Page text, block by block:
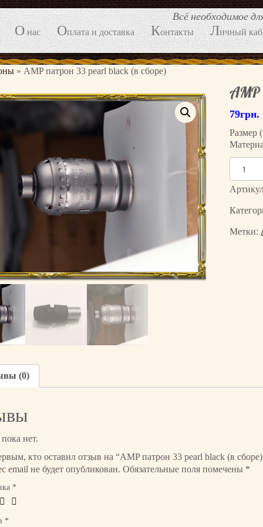
Всё необходимое
Онас Оплата и доставка Контакты Личный
» AMP патрон 33 pearl black (в сборе)
79грн.
Размер
л
ч
е
о
н
Метки:
(0)
нет.
кто оставил отзыв на “AMP патрон 33 pearl black (в
email не будет опубликован. Обязательные поля помечены *
*
*